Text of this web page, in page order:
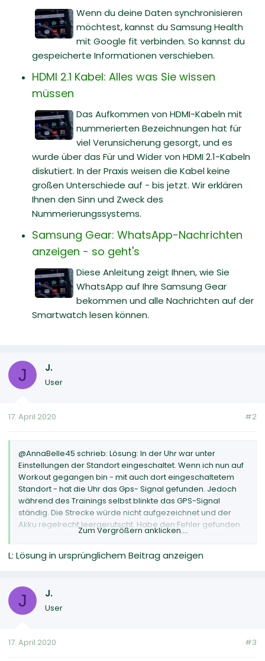
Wenn du deine Daten synchronisieren
möchtest, kannst du Samsung Health
mit Google fit verbinden. So kannst du
gespeicherte Informationen verschieben.
HDMI 2.1 Kabel: Alles was Sie wissen
müssen
Das Aufkommen von HDMI-Kabeln mit
nummerierten Bezeichnungen hat für
viel Verunsicherung gesorgt, und es
wurde über das Für und Wider von HDMI 2.1-Kabeln
diskutiert. In der Praxis weisen die Kabel keine
großen Unterschiede auf - bis jetzt. Wir erklären
Ihnen den Sinn und Zweck des
Nummerierungssystems.
Samsung Gear: WhatsApp-Nachrichten
anzeigen - so geht's
Diese Anleitung zeigt Ihnen, wie Sie
WhatsApp auf Ihre Samsung Gear
bekommen und alle Nachrichten auf der
Smartwatch lesen können.
J J.
User
17. April 2020 #2
@AnnaBelle45 schrieb: Lösung: In der Uhr war unter
Einstellungen der Standort eingeschaltet. Wenn ich nun auf
Workout gegangen bin - mit auch dort eingeschaltetem
Standort - hat die Uhr das Gps- Signal gefunden. Jedoch
während des Trainings selbst blinkte das GPS-Signal
ständig. Die Strecke würde nicht aufgezeichnet und der
Akku regelrecht leergerutscht. Habe den Fehler gefunden.
In den Einstellungen muss GPS ausgeschaltet sein. Meine
Zum Vergrößern anklicken....
L: Lösung in ursprünglichem Beitrag anzeigen
J J.
User
17. April 2020 #3